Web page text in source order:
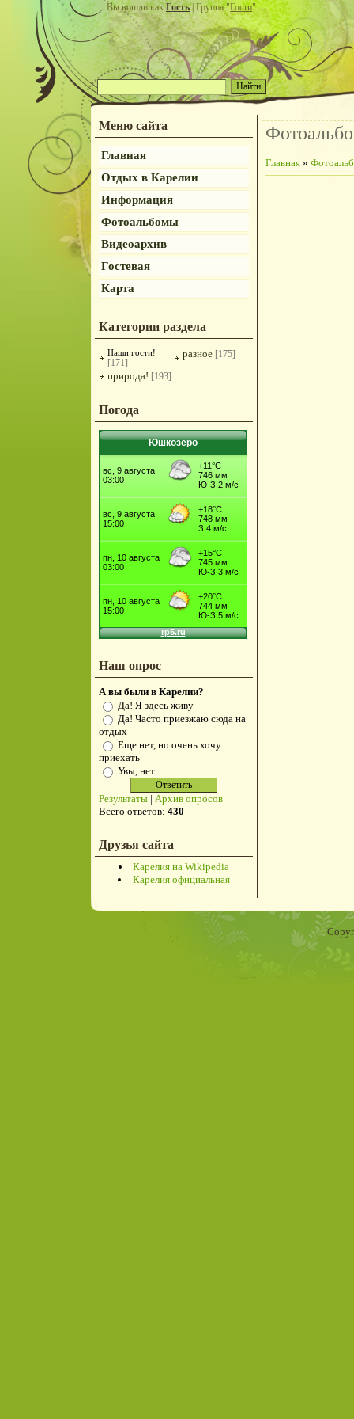
Вы вошли какГость| Группа "Гости"
Меню сайта
Главная
Отдых в Карелии
Информация
Фотоальбомы
Видеоархив
Гостевая
Карта
Категории раздела
Наши гости!
[171]
разное [175]
природа! [193]
Погода
Юшкозеро
Наш опрос
А вы были в Карелии?
Да! Я здесь живу
Да! Часто приезжаю сюда на
отдых
Еще нет, но очень хочу
приехать
Увы, нет
Результаты | Архив опросов
Всего ответов: 430
Друзья сайта
Карелия на Wikipedia
Карелия официальная
Главная »